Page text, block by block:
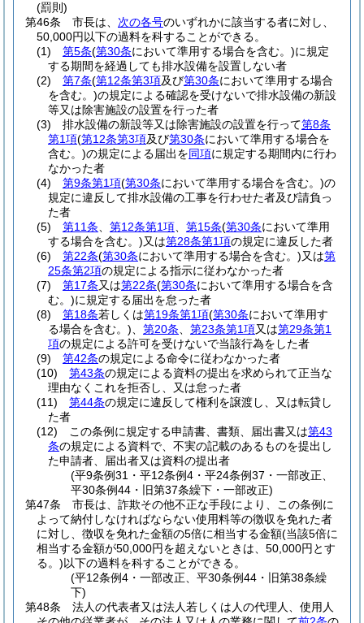
(罰則)
第46条
市長は、 次の各号のいずれかに該当する者に対し、
50,000円以下の過料を科することができる。
(1)
第5条(第30条において準用する場合を含む。)に規定
する期間を経過しても排水設備を設置しない者
(2)
第7条(第12条第3項及び第30条において準用する場合
を含む。)の規定による確認を受けないで排水設備の新設
等又は除害施設の設置を行った者
(3)
排水設備の新設等又は除害施設の設置を行って第8条
第1項(第12条第3項及び第30条において準用する場合を
含む。)の規定による届出を同項に規定する期間内に行わ
なかった者
(4)
第9条第1項(第30条において準用する場合を含む。)の
規定に違反して排水設備の工事を行わせた者及び請負っ
た者
(5)
第11条 第12条第1項 第15条(第30条において準用
する場合を含む。)又は第28条第1項の規定に違反した者
(6)
第22条(第30条において準用する場合を含む。)又は第
25条第2項の規定による指示に従わなかった者
(7)
第17条又は第22条(第30条において準用する場合を含
む。)に規定する届出を怠った者
(8)
第18条若しくは第19条第1項(第30条において準用す
る場合を含む。)
第20条 第23条第1項又は第29条第1
項の規定による許可を受けないで当該行為をした者
(9)
第42条の規定による命令に従わなかった者
(10)
第43条の規定による資料の提出を求められて正当な
理由なくこれを拒否し、又は怠った者
(11)
第44条の規定に違反して権利を譲渡し、又は転貸し
た者
(12)
この条例に規定する申請書、書類、届出書又は第43
条の規定による資料で、不実の記載のあるものを提出し
た申請者、届出者又は資料の提出者
(平9条例31・平12条例4・平24条例37・一部改正、
平30条例44・旧第37条繰下・一部改正)
第47条
市長は、詐欺その他不正な手段により、この条例に
よって納付しなければならない使用料等の徴収を免れた者
に対し、徴収を免れた金額の5倍に相当する金額(当該5倍に
相当する金額が50,000円を超えないときは、50,000円とす
る。)以下の過料を科することができる。
(平12条例4・一部改正、平30条例44・旧第38条繰
下)
第48条
法人の代表者又は法人若しくは人の代理人、使用人